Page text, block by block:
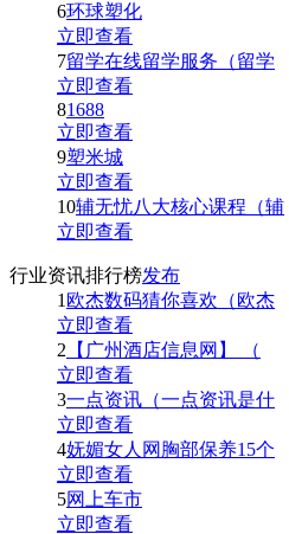
6环球塑化
立即查看
7留学在线留学服务（留学
立即查看
81688
立即查看
9塑米城
立即查看
10辅无忧八大核心课程（辅
立即查看
行业资讯排行榜发布
1 欧杰数码猜你喜欢（欧杰
立即查看
2 【广州酒店信息网】 （
立即查看
3一点资讯（一点资讯是什
立即查看
4妩媚女人网胸部保养15个
立即查看
5网上车市
立即查看